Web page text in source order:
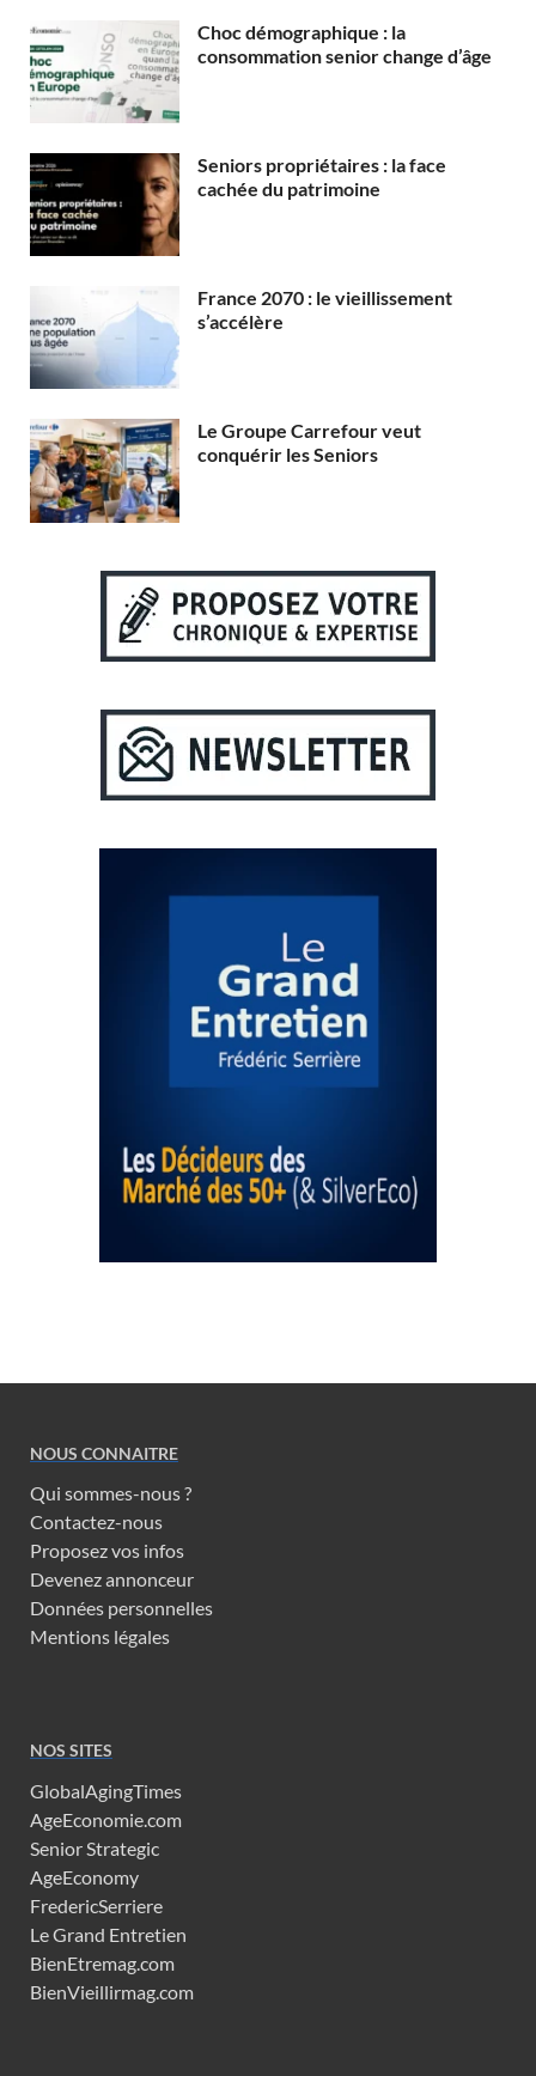
Choc démographique : la
consommation senior change d’âge
Seniors propriétaires : la face
cachée du patrimoine
France 2070 : le vieillissement
s’accélère
Le Groupe Carrefour veut
conquérir les Seniors
NOUS CONNAITRE
Qui sommes-nous ?
Contactez-nous
Proposez vos infos
Devenez annonceur
Données personnelles
Mentions légales
NOS SITES
GlobalAgingTimes
AgeEconomie.com
Senior Strategic
AgeEconomy
FredericSerriere
Le Grand Entretien
BienEtremag.com
BienVieillirmag.com